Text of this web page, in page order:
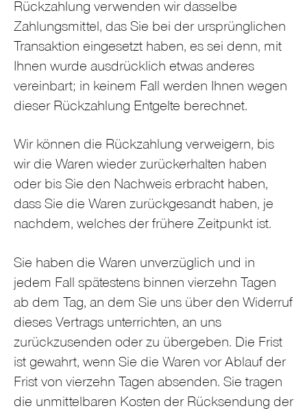
Rückzahlung verwenden wir dasselbe
Zahlungsmittel, das Sie bei der ursprünglichen
Transaktion eingesetzt haben, es sei denn, mit
Ihnen wurde ausdrücklich etwas anderes
vereinbart; in keinem Fall werden Ihnen wegen
dieser Rückzahlung Entgelte berechnet.
Wir können die Rückzahlung verweigern, bis
wir die Waren wieder zurückerhalten haben
oder bis Sie den Nachweis erbracht haben,
dass Sie die Waren zurückgesandt haben, je
nachdem, welches der frühere Zeitpunkt ist.
Sie haben die Waren unverzüglich und in
jedem Fall spätestens binnen vierzehn Tagen
ab dem Tag, an dem Sie uns über den Widerruf
dieses Vertrags unterrichten, an uns
zurückzusenden oder zu übergeben. Die Frist
ist gewahrt, wenn Sie die Waren vor Ablauf der
Frist von vierzehn Tagen absenden. Sie tragen
die unmittelbaren Kosten der Rücksendung der